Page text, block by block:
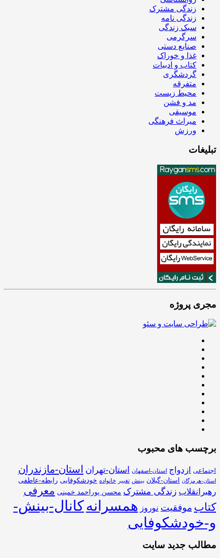
زندگی مشترک
زندگی نامه
سبک زندگی
سرگرمی
صنایع دستی
غذا و خوراک
کتاب و ادبیات
گردشگری
متفرقه
محیط زیست
مد و فشن
موسیقی
میراث فرهنگی
ورزش
تبلیغات
مجری پروژه
برچسب های محبوب
اجتماعی ازدواج استان-اصفهان استان-تهران استان-مازندران
استان-هرمزگان استان-گیلان بینش تغییر خانواده خودشکوفایی رابطه-عاطفی
رهبرانقلاب زندگی مشترک محسن پوراحمد خمینی معرفی
کتاب موفقیت نوروز همسرانهکانال-بینش-
و-خودشکوفایی
مطالب جدید سایت